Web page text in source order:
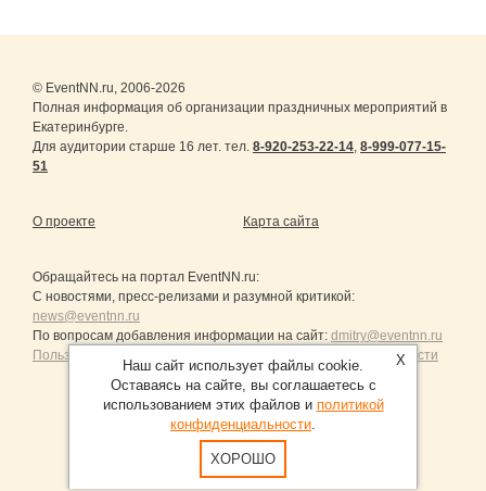
© EventNN.ru, 2006-2026
Полная информация об организации праздничных мероприятий в
Екатеринбурге.
Для аудитории старше 16 лет. тел. 8-920-253-22-14, 8-999-077-15-
51
О проекте Карта сайта
Обращайтесь на портал EventNN.ru:
С новостями, пресс-релизами и разумной критикой:
news@eventnn.ru
По вопросам добавления информации на сайт: dmitry@eventnn.ru
Пользовательское Соглашение и политика конфиденциальности
Продвижение сайтов Санкт-Петербург
X
Наш сайт использует файлы cookie.
Оставаясь на сайте, вы соглашаетесь с
использованием этих файлов и политикой
конфиденциальности.
ХОРОШО